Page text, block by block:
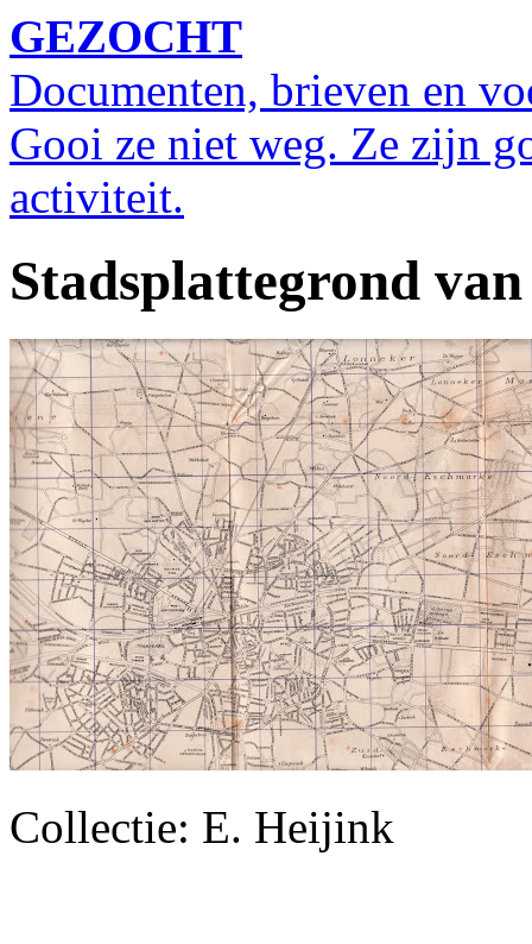
GEZOCHT
Documenten, brieven en
Gooi ze niet weg. Ze zijn
activiteit.
Stadsplattegrond van
Collectie: E. Heijink